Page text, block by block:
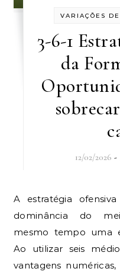
VARIAÇÕES
3-6-1
da
12/02/2026 -
A estratégia ofensiva 3-6-1 no futebol foca na
dominância do
mesmo tempo uma
Ao utilizar seis
vantagens